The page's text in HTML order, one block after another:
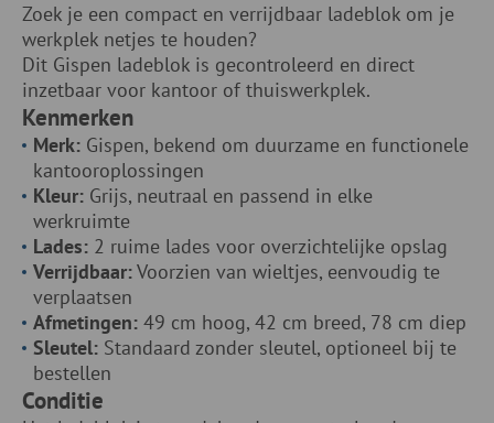
Zoek je een compact en verrijdbaar ladeblok om je
werkplek netjes te houden?
Dit Gispen ladeblok is gecontroleerd en direct
inzetbaar voor kantoor of thuiswerkplek.
Kenmerken
Merk: Gispen, bekend om duurzame en functionele
kantooroplossingen
Kleur: Grijs, neutraal en passend in elke
werkruimte
Lades: 2 ruime lades voor overzichtelijke opslag
Verrijdbaar:Voorzien van wieltjes, eenvoudig te
verplaatsen
Afmetingen: 49 cm hoog, 42 cm breed, 78 cm diep
Sleutel: Standaard zonder sleutel, optioneel bij te
bestellen
Conditie